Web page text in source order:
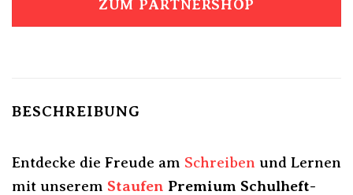
ZUM PARTNERSHOP
BESCHREIBUNG
Entdecke die Freude am Schreiben und Lernen
mit unserem Staufen Premium Schulheft-